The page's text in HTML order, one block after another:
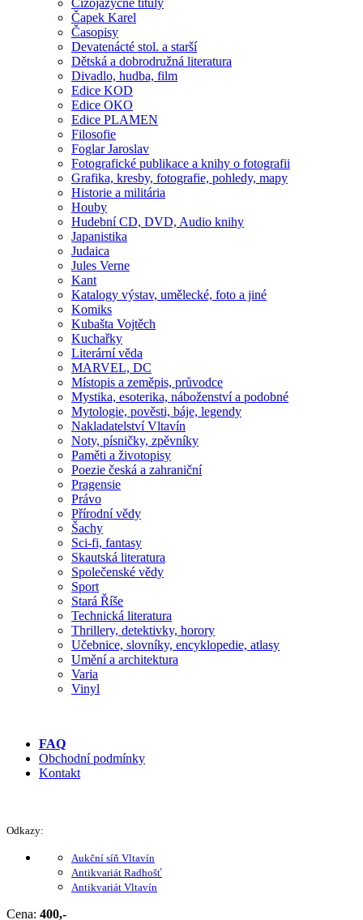
Čapek Karel
Časopisy
Devatenácté stol. a starší
Dětská a dobrodružná literatura
Divadlo, hudba, film
Edice KOD
Edice OKO
Edice PLAMEN
Filosofie
Foglar Jaroslav
Fotografické publikace a knihy o fotografii
Grafika, kresby, fotografie, pohledy, mapy
Historie a militária
Houby
Hudební CD, DVD, Audio knihy
Japanistika
Judaica
Jules Verne
Kant
Katalogy výstav, umělecké, foto a jiné
Komiks
Kubašta Vojtěch
Kuchařky
Literární věda
MARVEL, DC
Místopis a zeměpis, průvodce
Mystika, esoterika, náboženství a podobné
Mytologie, pověsti, báje, legendy
Nakladatelství Vltavín
Noty, písničky, zpěvníky
Paměti a životopisy
Poezie česká a zahraniční
Pragensie
Právo
Přírodní vědy
Šachy
Sci-fi, fantasy
Skautská literatura
Společenské vědy
Sport
Stará Říše
Technická literatura
Thrillery, detektivky, horory
Učebnice, slovníky, encyklopedie, atlasy
Umění a architektura
Varia
Vinyl
FAQ
Obchodní podmínky
Kontakt
Odkazy:
Aukční síň Vltavín
Antikvariát Radhošť
Antikvariát Vltavín
Cena: 400,-